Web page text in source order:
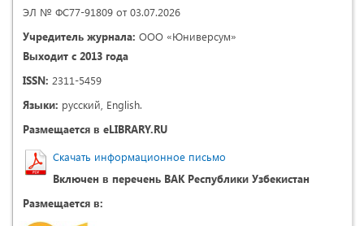
ЭЛ № ФС77-91809 от 03.07.2026
Учредитель журнала: ООО «Юниверсум»
Выходит с 2013 года
ISSN: 2311-5459
Языки: русский, English.
Размещается в eLIBRARY.RU
Скачать информационное письмо
Включен в перечень ВАК Республики Узбекистан
Размещается в: